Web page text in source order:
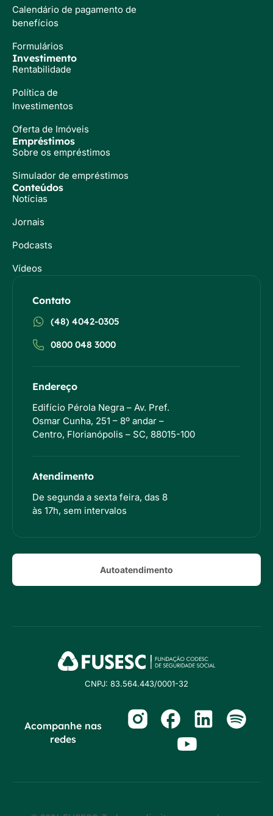
Calendário de pagamento de
benefícios
Formulários
Investimento
Rentabilidade
Política de
Investimentos
Oferta de Imóveis
Empréstimos
Sobre os empréstimos
Simulador de empréstimos
Conteúdos
Notícias
Jornais
Podcasts
Vídeos
Contato
(48) 4042-0305
0800 048 3000
Endereço
Edifício Pérola Negra – Av. Pref.
Osmar Cunha, 251 – 8º andar –
Centro, Florianópolis – SC, 88015-100
Atendimento
De segunda a sexta feira, das 8
às 17h, sem intervalos
Autoatendimento
CNPJ: 83.564.443/0001-32
Acompanhe nas
redes